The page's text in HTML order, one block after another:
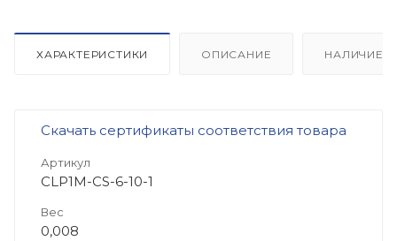
ХАРАКТЕРИСТИКИ ОПИСАНИЕ НАЛИЧИЕ
Скачать сертификаты соответствия товара
Артикул
CLP1M-CS-6-10-1
Вес
0,008